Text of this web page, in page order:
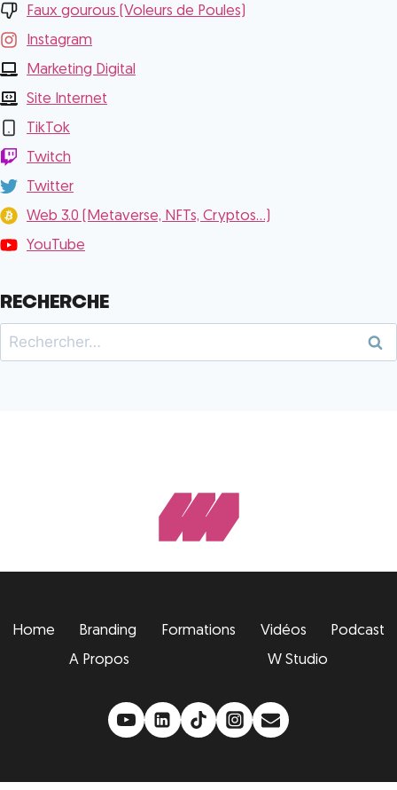
Faux gourous (Voleurs de Poules)
Instagram
Marketing Digital
Site Internet
TikTok
Twitch
Twitter
Web 3.0 (Metaverse, NFTs, Cryptos...)
YouTube
RECHERCHE
Home Branding Formations Vidéos
Podcast
A Propos
W Studio